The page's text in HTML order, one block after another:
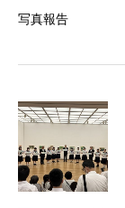
写真報告